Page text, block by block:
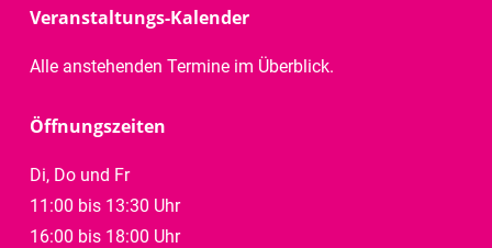
Veranstaltungs-Kalender
Alle anstehenden Termine im Überblick.
Öffnungszeiten
Di, Do und Fr
11:00 bis 13:30 Uhr
16:00 bis 18:00 Uhr